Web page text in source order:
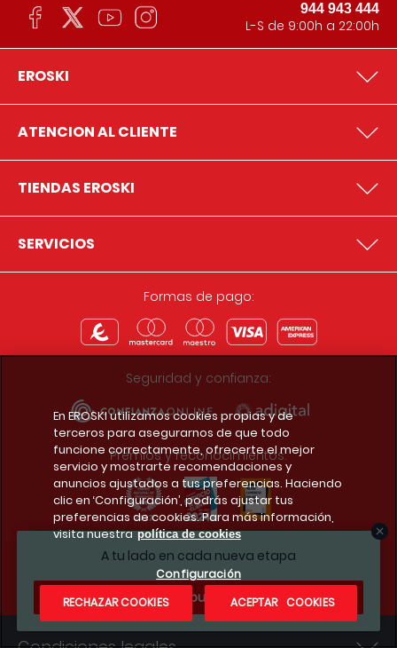
A tu lado en cada nueva etapa
¿Te apuntas?
944 943 444
L-S de 9:00h a 22:00h
EROSKI
ATENCION AL CLIENTE
TIENDAS EROSKI
SERVICIOS
Formas de pago:
Seguridad y confianza:
Premios y reconocimientos:
Descarga la app del club
En EROSKI utilizamos cookies propias y de
terceros para asegurarnos de que todo
funcione correctamente, ofrecerte el mejor
servicio y mostrarte recomendaciones y
anuncios ajustados a tus preferencias. Haciendo
clic en ‘Configuración’, podrás ajustar tus
preferencias de cookies. Para más información,
visita nuestra política de cookies
Configuración
RECHAZAR COOKIES
ACEPTAR COOKIES